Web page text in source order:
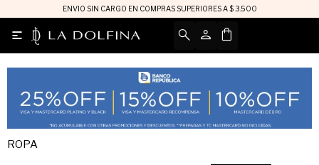
ENVIO SIN CARGO EN COMPRAS SUPERIORES A $ 3.500

ROPA